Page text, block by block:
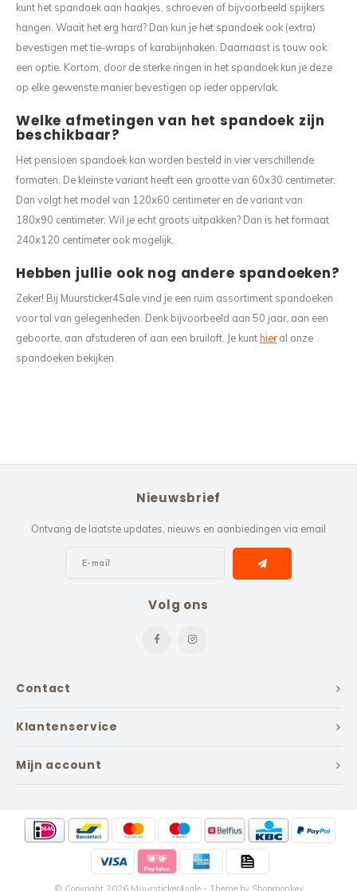
kunt het spandoek aan haakjes, schroeven of bijvoorbeeld spijkers
hangen. Waait het erg hard? Dan kun je het spandoek ook (extra)
bevestigen met tie-wraps of karabijnhaken. Daarnaast is touw ook
een optie. Kortom, door de sterke ringen in het spandoek kun je deze
op elke gewenste manier bevestigen op ieder oppervlak.
Welke afmetingen van het spandoek zijn
beschikbaar?
Het pensioen spandoek kan worden besteld in vier verschillende
formaten. De kleinste variant heeft een grootte van 60x30 centimeter.
Dan volgt het model van 120x60 centimeter en de variant van
180x90 centimeter. Wil je echt groots uitpakken? Dan is het formaat
240x120 centimeter ook mogelijk.
Hebben jullie ook nog andere spandoeken?
Zeker! Bij Muursticker4Sale vind je een ruim assortiment spandoeken
voor tal van gelegenheden. Denk bijvoorbeeld aan 50 jaar, aan een
geboorte, aan afstuderen of aan een bruiloft. Je kunthieral onze
spandoeken bekijken.
Contact
Nieuwsbrief
Ontvang de laatste updates, nieuws en aanbiedingen via email
Volg ons
Klantenservice
Mijn account
© Copyright 2026 Muursticker4sale - Theme by Shopmonkey